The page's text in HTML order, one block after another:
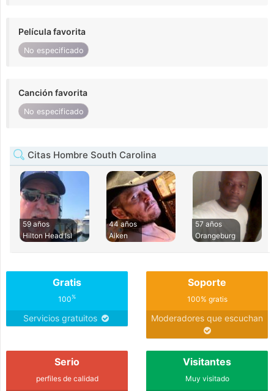
Película favorita
No especificado
Canción favorita
No especificado
Citas Hombre South Carolina
59 años
Hilton Head Isl
44 años
Aiken
57 años
Orangeburg
Gratis
100%
Servicios gratuitos
Soporte
100% gratis
Moderadores que escuchan
Serio
perfiles de calidad
Visitantes
Muy visitado